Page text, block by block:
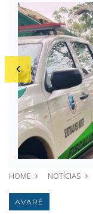
HOME NOTÍCIAS
AVARÉ